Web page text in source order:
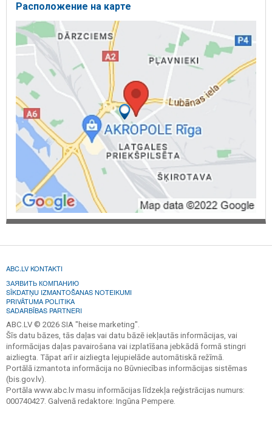
Расположение на карте
ABC.LV KONTAKTI
ЗАЯВИТЬ КОМПАНИЮ
SĪKDATŅU IZMANTOŠANAS NOTEIKUMI
PRIVĀTUMA POLITIKA
SADARBĪBAS PARTNERI
ABC.LV © 2026 SIA "heise marketing".
Šīs datu bāzes, tās daļas vai datu bāzē iekļautās informācijas, vai
informācijas daļas pavairošana vai izplatīšana jebkādā formā stingri
aizliegta. Tāpat arī ir aizliegta lejupielāde automātiskā režīmā.
Portālā izmantota informācija no Būvniecības informācijas sistēmas
(bis.gov.lv).
Portāla www.abc.lv masu informācijas līdzekļa reģistrācijas numurs:
000740427. Galvenā redaktore: Ingūna Pempere.